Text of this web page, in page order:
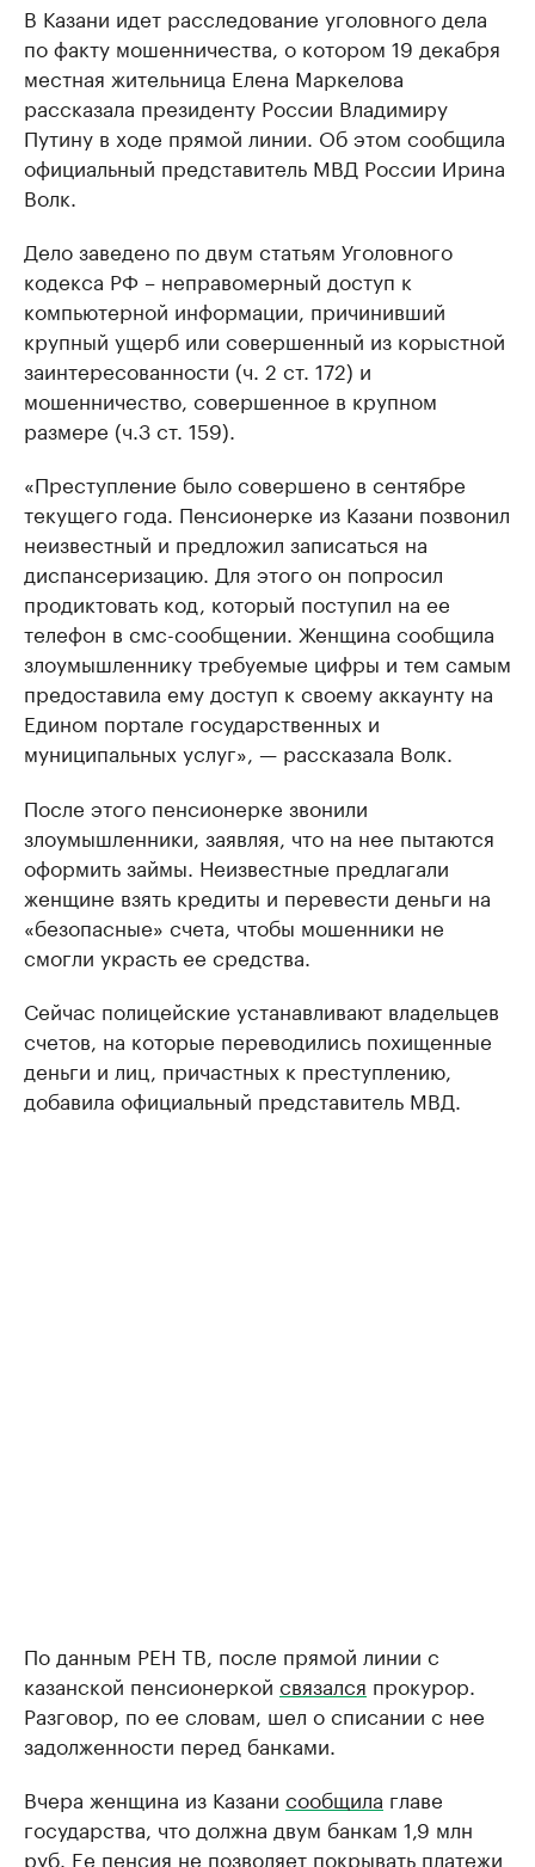
В Казани идет расследование уголовного дела
по факту мошенничества, о котором 19 декабря
местная жительница Елена Маркелова
рассказала президенту России Владимиру
Путину в ходе прямой линии. Об этом сообщила
официальный представитель МВД России Ирина
Волк.
Дело заведено по двум статьям Уголовного
кодекса РФ – неправомерный доступ к
компьютерной информации, причинивший
крупный ущерб или совершенный из корыстной
заинтересованности (ч. 2 ст. 172) и
мошенничество, совершенное в крупном
размере (ч.3 ст. 159).
«Преступление было совершено в сентябре
текущего года. Пенсионерке из Казани позвонил
неизвестный и предложил записаться на
диспансеризацию. Для этого он попросил
продиктовать код, который поступил на ее
телефон в смс-сообщении. Женщина сообщила
злоумышленнику требуемые цифры и тем самым
предоставила ему доступ к своему аккаунту на
Едином портале государственных и
муниципальных услуг», — рассказала Волк.
После этого пенсионерке звонили
злоумышленники, заявляя, что на нее пытаются
оформить займы. Неизвестные предлагали
женщине взять кредиты и перевести деньги на
«безопасные» счета, чтобы мошенники не
смогли украсть ее средства.
Сейчас полицейские устанавливают владельцев
счетов, на которые переводились похищенные
деньги и лиц, причастных к преступлению,
добавила официальный представитель МВД.
По данным РЕН ТВ, после прямой линии с
казанской пенсионеркой связался прокурор.
Разговор, по ее словам, шел о списании с нее
задолженности перед банками.
Вчера женщина из Казани сообщила главе
государства, что должна двум банкам 1,9 млн
руб. Ее пенсия не позволяет покрывать платежи